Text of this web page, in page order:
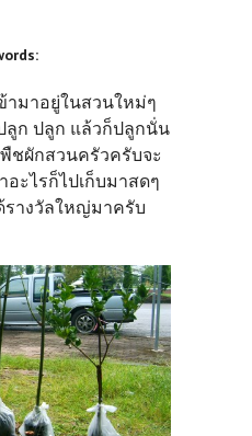
ามาอยู่ในสวนใหม่ๆ
ลูก ปลูก แล้วก็ปลูกนั่น
ชผักสวนครัวครับจะ
ะไรก็ไปเก็บมาสดๆ
รางวัลใหญ่มาครับ